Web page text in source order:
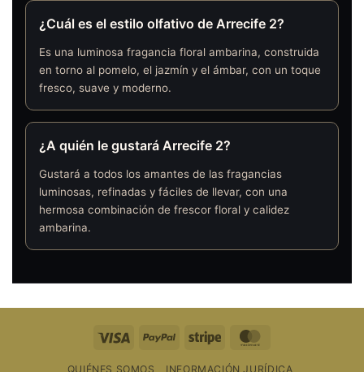
¿Cuál es el estilo olfativo de Arrecife 2?
Es una luminosa fragancia floral ambarina, construida
en torno al pomelo, el jazmín y el ámbar, con un toque
fresco, suave y moderno.
¿A quién le gustará Arrecife 2?
Gustará a todos los amantes de las fragancias
luminosas, refinadas y fáciles de llevar, con una
hermosa combinación de frescor floral y calidez
ambarina.
Visa PayPal Raya
QUIÉNES SOMOS INFORMACIÓN JURÍDICA